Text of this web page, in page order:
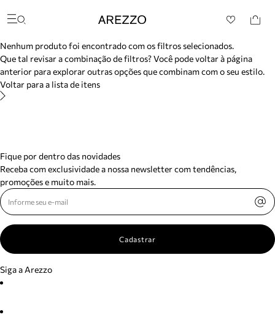
Buscar produtos
categorias sugeridas
Bota
Papete
Scarpin
Mocassim
Mule
Rasteira
Precisa de ajuda?
Meus pedidos
Arezzo
Nenhum produto foi encontrado com os filtros selecionados.
Que tal revisar a combinação de filtros? Você pode voltar à página
anterior para explorar outras opções que combinam com o seu estilo.
Voltar para a lista de itens
Fique por dentro das novidades
Receba com exclusividade a nossa newsletter com tendências,
promoções e muito mais.
Cadastrar
Siga a Arezzo